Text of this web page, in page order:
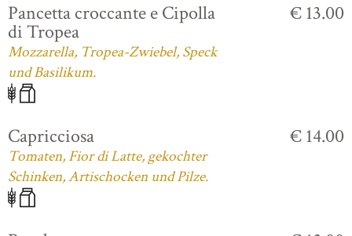
Pancetta croccante e Cipolla
di Tropea
Mozzarella, Tropea-Zwiebel, Speck
und Basilikum.
€ 13.00
Capricciosa
Tomaten, Fior di Latte, gekochter
Schinken, Artischocken und Pilze.
€ 14.00